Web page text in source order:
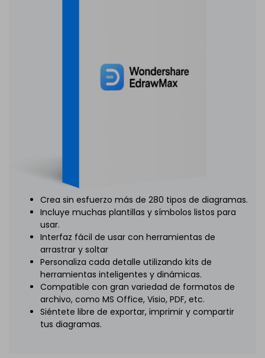
Crea sin esfuerzo más de 280 tipos de diagramas.
Incluye muchas plantillas y símbolos listos para
usar.
Interfaz fácil de usar con herramientas de
arrastrar y soltar
Personaliza cada detalle utilizando kits de
herramientas inteligentes y dinámicas.
Compatible con gran variedad de formatos de
archivo, como MS Office, Visio, PDF, etc.
Siéntete libre de exportar, imprimir y compartir
tus diagramas.